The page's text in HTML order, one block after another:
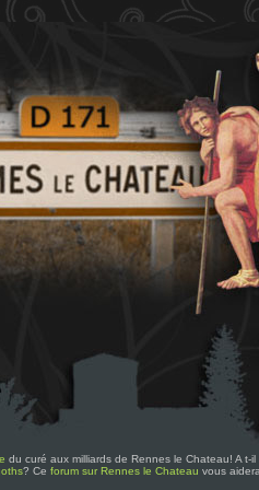
du curé aux milliards de Rennes le Chateau! A
? Ce forum sur Rennes le Chateau vous